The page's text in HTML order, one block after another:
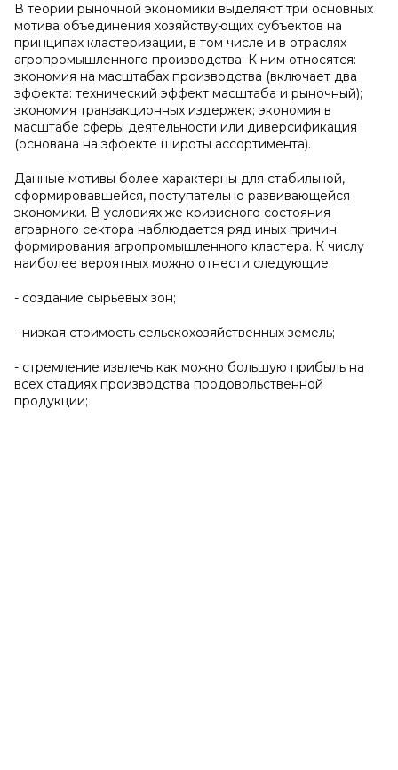
В теории рыночной экономики выделяют три основных
мотива объединения хозяйствующих субъектов на
принципах кластеризации, в том числе и в отраслях
агропромышленного производства. К ним относятся:
экономия на масштабах производства (включает два
эффекта: технический эффект масштаба и рыночный);
экономия транзакционных издержек; экономия в
масштабе сферы деятельности или диверсификация
(основана на эффекте широты ассортимента).
Данные мотивы более характерны для стабильной,
сформировавшейся, поступательно развивающейся
экономики. В условиях же кризисного состояния
аграрного сектора наблюдается ряд иных причин
формирования агропромышленного кластера. К числу
наиболее вероятных можно отнести следующие:
- создание сырьевых зон;
- низкая стоимость сельскохозяйственных земель;
- стремление извлечь как можно большую прибыль на
всех стадиях производства продовольственной
продукции;